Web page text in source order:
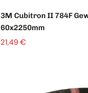
3M Cubitron II 784F
60x2250mm
21,49 €